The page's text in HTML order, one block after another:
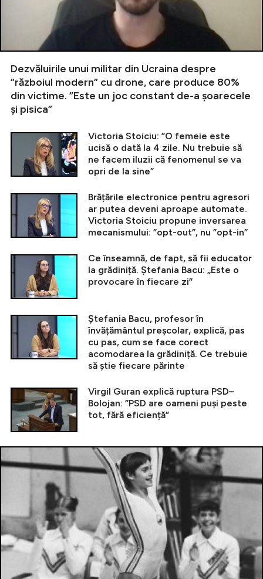
Dezvăluirile unui militar din Ucraina despre
”războiul modern” cu drone, care produce 80%
din victime. ”Este un joc constant de-a șoarecele
și pisica”
Victoria Stoiciu: ”O femeie este
ucisă o dată la 4 zile. Nu trebuie să
ne facem iluzii că fenomenul se va
opri de la sine”
Brățările electronice pentru agresori
ar putea deveni aproape automate.
Victoria Stoiciu propune inversarea
mecanismului: ”opt-out”, nu ”opt-in”
Ce înseamnă, de fapt, să fii educator
la grădiniță. Ștefania Bacu: „Este o
provocare în fiecare zi”
Ștefania Bacu, profesor în
învățământul preșcolar, explică, pas
cu pas, cum se face corect
acomodarea la grădiniță. Ce trebuie
să știe fiecare părinte
Virgil Guran explică ruptura PSD–
Bolojan: ”PSD are oameni puși peste
tot, fără eficiență”